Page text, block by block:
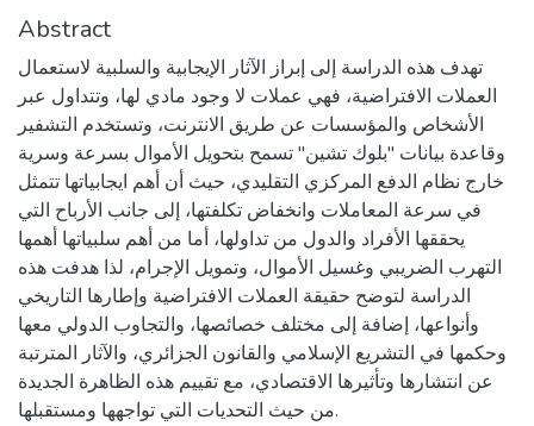
Abstract
تهدف هذه الدراسة إلى إبراز الآثار الإيجابية والسلبية لاستعمال
العملات الافتراضية، فهي عملات لا وجود مادي لها، وتتداول عبر
الأشخاص والمؤسسات عن طريق الانترنت، وتستخدم التشفير
وقاعدة بيانات "بلوك تشين" تسمح بتحويل الأموال بسرعة وسرية
خارج نظام الدفع المركزي التقليدي، حيث أن أهم ايجابياتها تتمثل
في سرعة المعاملات وانخفاض تكلفتها، إلى جانب الأرباح التي
يحققها الأفراد والدول من تداولها، أما من أهم سلبياتها أهمها
التهرب الضريبي وغسيل الأموال، وتمويل الإجرام، لذا هدفت هذه
الدراسة لتوضح حقيقة العملات الافتراضية وإطارها التاريخي
وأنواعها، إضافة إلى مختلف خصائصها، والتجاوب الدولي معها
وحكمها في التشريع الإسلامي والقانون الجزائري، والآثار المترتبة
عن انتشارها وتأثيرها الاقتصادي، مع تقييم هذه الظاهرة الجديدة
من حيث التحديات التي تواجهها ومستقبلها.